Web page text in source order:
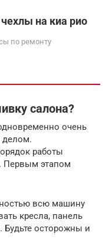
на киа рио
по ремонту
салона?
очень
делом.
работы
Первым этапом
всю машину
кресла, панель
Будьте осторожны и